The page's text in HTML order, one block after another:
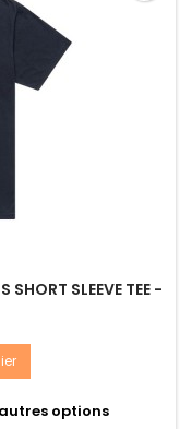
SHORT SLEEVE TEE -
options